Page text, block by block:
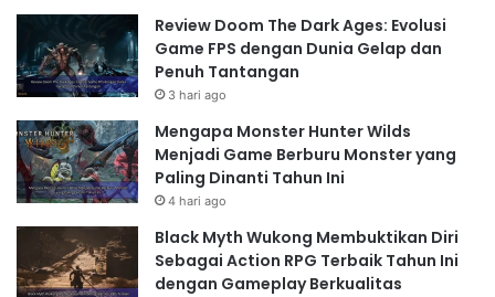
Review Doom The Dark Ages: Evolusi
Game FPS dengan Dunia Gelap dan
Penuh Tantangan
3 hari ago
Mengapa Monster Hunter Wilds
Menjadi Game Berburu Monster yang
Paling Dinanti Tahun Ini
4 hari ago
Black Myth Wukong Membuktikan Diri
Sebagai Action RPG Terbaik Tahun Ini
dengan Gameplay Berkualitas